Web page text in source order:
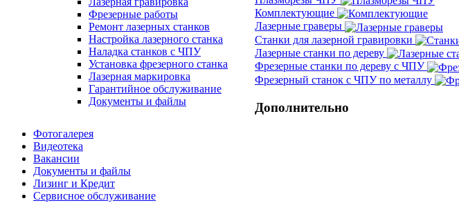
Фрезерные работы
Ремонт лазерных станков
Настройка лазерного станка
Наладка станков с ЧПУ
Установка фрезерного станка
Лазерная маркировка
Гарантийное обслуживание
Документы и файлы
Комплектующие
Лазерные граверы
Станки для лазерной гравировки
Лазерные станки по дереву
Фрезерные станки по дереву с ЧПУ
Фрезерный станок с ЧПУ по металлу
Дополнительно
Фотогалерея
Видеотека
Вакансии
Документы и файлы
Лизинг и Кредит
Сервисное обслуживание